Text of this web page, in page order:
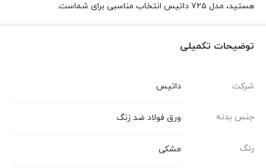
هستید، مدل ۷۲۵ داتیس انتخاب مناسبی برای شماست.
توضیحات تکمیلی
شرکت داتیس
جنس بدنه ورق فولاد ضد زنگ
رنگ مشکی